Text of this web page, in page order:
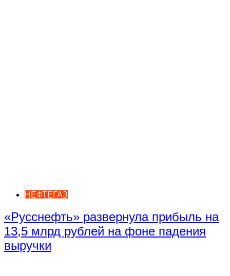
НЕФТЕГАЗ
«Русснефть» развернула прибыль на
13,5 млрд рублей на фоне падения
выручки